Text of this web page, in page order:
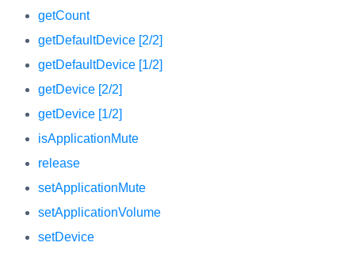
控制台
低代码应用平台
getCount
getDefaultDevice [2/2]
getDefaultDevice [1/2]
getDevice [2/2]
getDevice [1/2]
isApplicationMute
release
setApplicationMute
setApplicationVolume
setDevice